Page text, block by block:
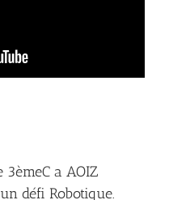
3èmeC a AOIZ
défi Robotique.